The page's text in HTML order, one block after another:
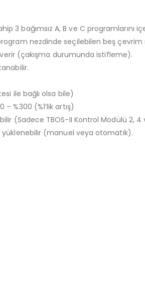
3 bağımsız A, B ve C programlarını
nezdinde seçilebilen beş
verir (çakışma durumunda istifleme).
ile bağlı olsa bile)
%300 (%1’lik artış)
(Sadece TBOS-II Kontrol Modülü 2, 4
yüklenebilir (manuel veya otomatik).